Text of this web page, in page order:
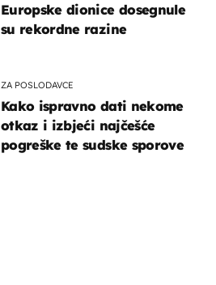
Europske dionice dosegnule
su rekordne razine
ZA POSLODAVCE
Kako ispravno dati nekome
otkaz i izbjeći najčešće
pogreške te sudske sporove